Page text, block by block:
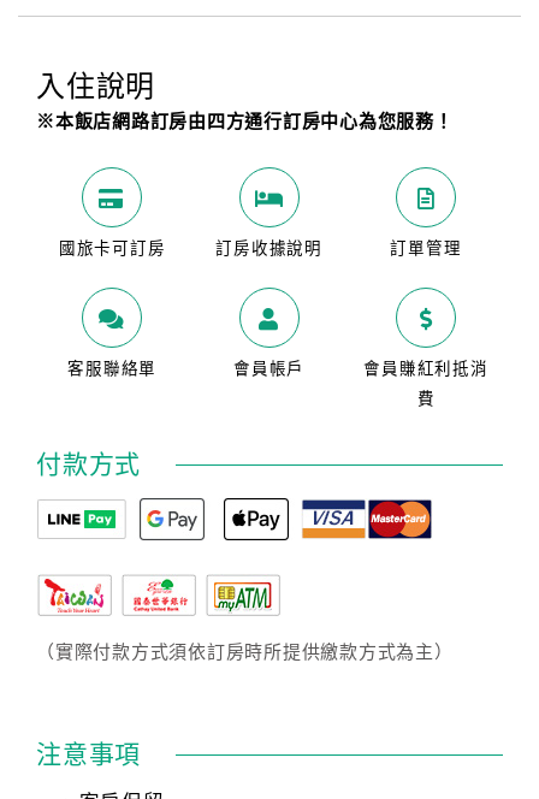
入住說明
※本飯店網路訂房由四方通行訂房中心為您服務！
國旅卡可訂房 訂房收據說明 訂單管理
客服聯絡單 會員帳戶
會員賺紅利抵消
費
付款方式
（實際付款方式須依訂房時所提供繳款方式為主）
注意事項